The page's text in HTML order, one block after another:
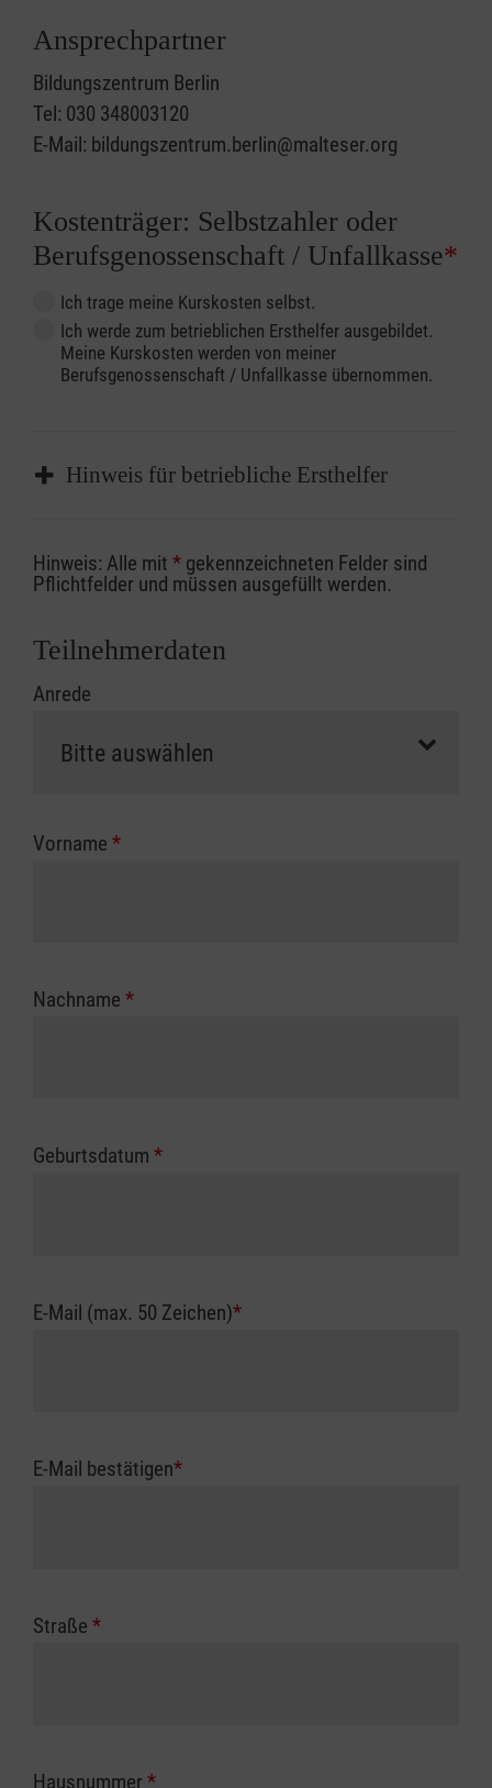
Ansprechpartner
Bildungszentrum Berlin
Tel: 030 348003120
E-Mail: bildungszentrum.berlin@malteser.org
Kostenträger: Selbstzahler oder
Berufsgenossenschaft / Unfallkasse*
Ich trage meine Kurskosten selbst.
Ich werde zum betrieblichen Ersthelfer ausgebildet.
Meine Kurskosten werden von meiner
Berufsgenossenschaft / Unfallkasse übernommen.
Hinweis für betriebliche Ersthelfer
Sofern Sie ein Kostenübernahmeverfahren
Ihrer Berufsgenossenschaft / Unfallkasse
Abrechnungsunterlagen spätestens zu
erfolgt eine Abrechnung der vollen Kursgebühr
Die notwendigen Formulare für die
zuständigen Berufsgenossenschaft oder
Hinweis: Alle mit * gekennzeichneten Felder sind
Pflichtfelder und müssen ausgefüllt werden.
Teilnehmerdaten
Anrede
Vorname *
Nachname *
Geburtsdatum *
E-Mail (max. 50 Zeichen)*
E-Mail bestätigen*
Straße *
Hausnummer *